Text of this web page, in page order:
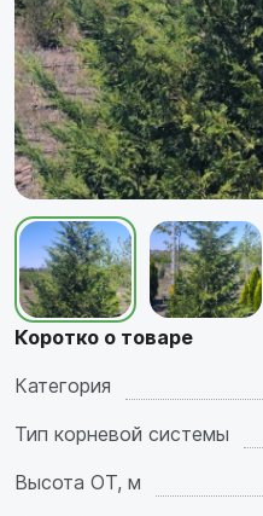
Коротко о товаре
Категория
Тип корневой системы
Высота ОТ, м